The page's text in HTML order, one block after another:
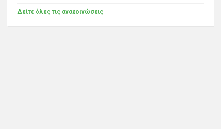
Δείτε όλες τις ανακοινώσεις